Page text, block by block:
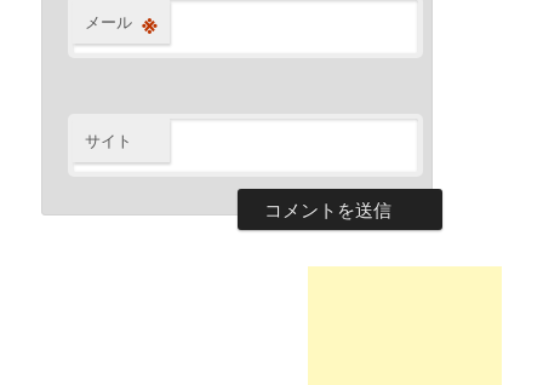
メール ※
サイト